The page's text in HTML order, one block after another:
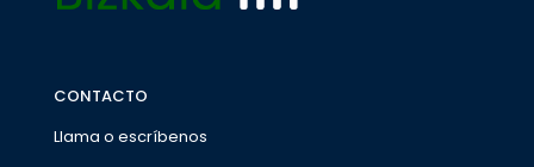
CONTACTO
Llama o escríbenos